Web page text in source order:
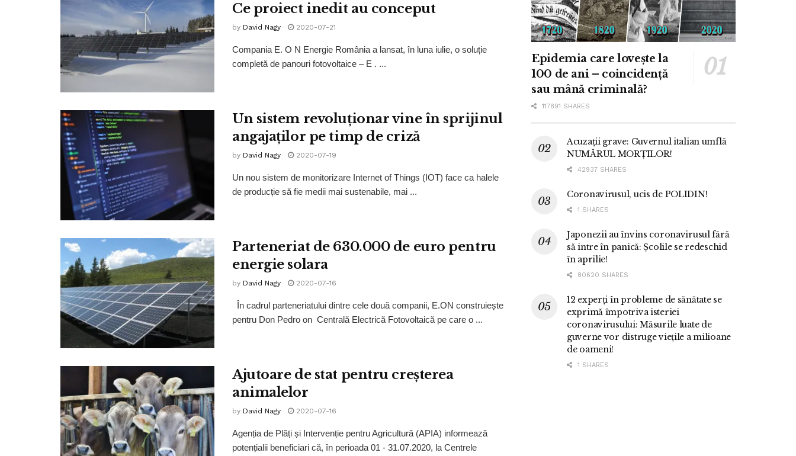
Ce proiect inedit au conceput
by David Nagy 2020-07-21
Compania E. O N Energie România a lansat, în luna iulie, o soluție
completă de panouri fotovoltaice – E . ...
Un sistem revoluționar vine în sprijinul
angajaților pe timp de criză
by David Nagy 2020-07-19
Un nou sistem de monitorizare Internet of Things (IOT) face ca halele
de producție să fie medii mai sustenabile, mai ...
Parteneriat de 630.000 de euro pentru
energie solara
by David Nagy 2020-07-16
În cadrul parteneriatului dintre cele două companii, E.ON construiește
pentru Don Pedro on Centrală Electrică Fotovoltaică pe care o ...
Ajutoare de stat pentru creșterea
animalelor
by David Nagy 2020-07-16
Agenția de Plăți și Intervenție pentru Agricultură (APIA) informează
potențialii beneficiari că, în perioada 01 - 31.07.2020, la Centrele
Epidemia care lovește la
100 de ani – coincidență
sau mână criminală?
117891 SHARES
Acuzații grave: Guvernul italian umflă
NUMĂRUL MORȚILOR!
42937 SHARES
Coronavirusul, ucis de POLIDIN!
1 SHARES
Japonezii au învins coronavirusul fără
să intre în panică: Școlile se redeschid
în aprilie!
80620 SHARES
12 experți în probleme de sănătate se
exprimă împotriva isteriei
coronavirusului: Măsurile luate de
guverne vor distruge viețile a milioane
de oameni!
1 SHARES